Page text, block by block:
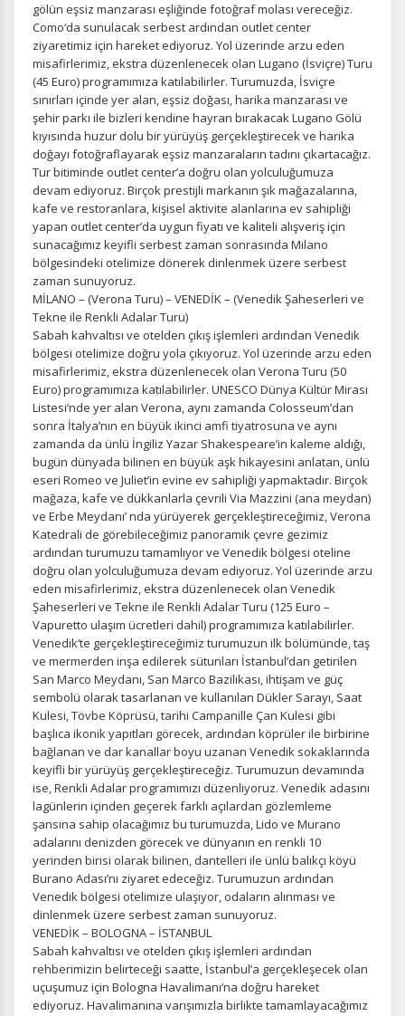
gölün eşsiz manzarası eşliğinde fotoğraf molası vereceğiz.
Como‘da sunulacak serbest ardından outlet center
ziyaretimiz için hareket ediyoruz. Yol üzerinde arzu eden
misafirlerimiz, ekstra düzenlenecek olan Lugano (İsviçre) Turu
(45 Euro) programımıza katılabilirler. Turumuzda, İsviçre
sınırları içinde yer alan, eşsiz doğası, harika manzarası ve
şehir parkı ile bizleri kendine hayran bırakacak Lugano Gölü
kıyısında huzur dolu bir yürüyüş gerçekleştirecek ve harika
doğayı fotoğraflayarak eşsiz manzaraların tadını çıkartacağız.
Tur bitiminde outlet center’a doğru olan yolculuğumuza
devam ediyoruz. Birçok prestijli markanın şık mağazalarına,
kafe ve restoranlara, kişisel aktivite alanlarına ev sahipliği
yapan outlet center’da uygun fiyatı ve kaliteli alışveriş için
sunacağımız keyifli serbest zaman sonrasında Milano
bölgesindeki otelimize dönerek dinlenmek üzere serbest
zaman sunuyoruz.
MİLANO – (Verona Turu) – VENEDİK – (Venedik Şaheserleri ve
Tekne ile Renkli Adalar Turu)
Sabah kahvaltısı ve otelden çıkış işlemleri ardından Venedik
bölgesi otelimize doğru yola çıkıyoruz. Yol üzerinde arzu eden
misafirlerimiz, ekstra düzenlenecek olan Verona Turu (50
Euro) programımıza katılabilirler. UNESCO Dünya Kültür Mirası
Listesi‘nde yer alan Verona, aynı zamanda Colosseum’dan
sonra İtalya’nın en büyük ikinci amfi tiyatrosuna ve aynı
zamanda da ünlü İngiliz Yazar Shakespeare’in kaleme aldığı,
bugün dünyada bilinen en büyük aşk hikayesini anlatan, ünlü
eseri Romeo ve Juliet’in evine ev sahipliği yapmaktadır. Birçok
mağaza, kafe ve dükkanlarla çevrili Via Mazzini (ana meydan)
ve Erbe Meydanı’ nda yürüyerek gerçekleştireceğimiz, Verona
Katedrali de görebileceğimiz panoramik çevre gezimiz
ardından turumuzu tamamlıyor ve Venedik bölgesi oteline
doğru olan yolculuğumuza devam ediyoruz. Yol üzerinde arzu
eden misafirlerimiz, ekstra düzenlenecek olan Venedik
Şaheserleri ve Tekne ile Renkli Adalar Turu (125 Euro –
Vapuretto ulaşım ücretleri dahil) programımıza katılabilirler.
Venedik‘te gerçekleştireceğimiz turumuzun ilk bölümünde, taş
ve mermerden inşa edilerek sütunları İstanbul’dan getirilen
San Marco Meydanı, San Marco Bazilikası, ihtişam ve güç
sembolü olarak tasarlanan ve kullanılan Dükler Sarayı, Saat
Kulesi, Tövbe Köprüsü, tarihi Campanille Çan Kulesi gibi
başlıca ikonik yapıtları görecek, ardından köprüler ile birbirine
bağlanan ve dar kanallar boyu uzanan Venedik sokaklarında
keyifli bir yürüyüş gerçekleştireceğiz. Turumuzun devamında
ise, Renkli Adalar programımızı düzenliyoruz. Venedik adasını
lagünlerin içinden geçerek farklı açılardan gözlemleme
şansına sahip olacağımız bu turumuzda, Lido ve Murano
adalarını denizden görecek ve dünyanın en renkli 10
yerinden birisi olarak bilinen, dantelleri ile ünlü balıkçı köyü
Burano Adası’nı ziyaret edeceğiz. Turumuzun ardından
Venedik bölgesi otelimize ulaşıyor, odaların alınması ve
dinlenmek üzere serbest zaman sunuyoruz.
VENEDİK – BOLOGNA – İSTANBUL
Sabah kahvaltısı ve otelden çıkış işlemleri ardından
rehberimizin belirteceği saatte, İstanbul’a gerçekleşecek olan
uçuşumuz için Bologna Havalimanı‘na doğru hareket
ediyoruz. Havalimanına varışımızla birlikte tamamlayacağımız